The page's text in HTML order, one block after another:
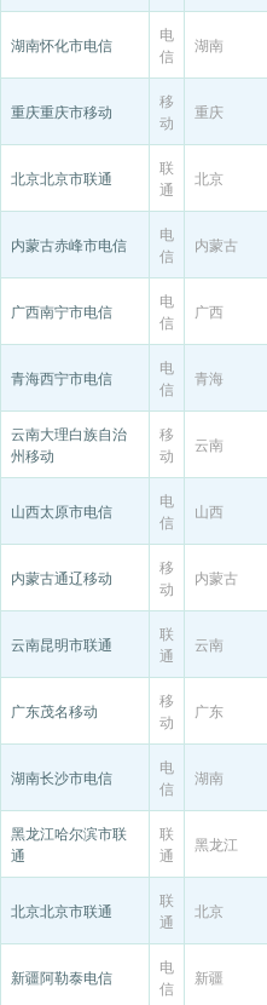
湖南怀化市电信
电
信
湖南
重庆重庆市移动
移
动
重庆
北京北京市联通
联
通
北京
内蒙古赤峰市电信
电
信
内蒙古
广西南宁市电信
电
信
广西
青海西宁市电信
电
信
青海
云南大理白族自治
州移动
移
动
云南
山西太原市电信
电
信
山西
内蒙古通辽移动
移
动
内蒙古
云南昆明市联通
联
通
云南
广东茂名移动
移
动
广东
湖南长沙市电信
电
信
湖南
黑龙江哈尔滨市联
通
联
通
黑龙江
北京北京市联通
联
通
北京
新疆阿勒泰电信
电
信
新疆